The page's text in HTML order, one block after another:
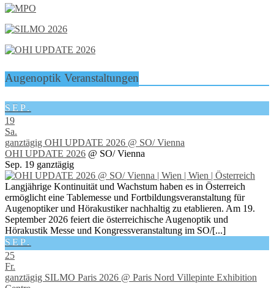
Augenoptik Veranstaltungen
SEP.
19
Sa.
ganztägig OHI UPDATE 2026 @ SO/ Vienna
OHI UPDATE 2026 @ SO/ Vienna
Sep. 19 ganztägig
Langjährige Kontinuität und Wachstum haben es in Österreich
ermöglicht eine Tablemesse und Fortbildungsveranstaltung für
Augenoptiker und Hörakustiker nachhaltig zu etablieren. Am 19.
September 2026 feiert die österreichische Augenoptik und
Hörakustik Messe und Kongressveranstaltung im SO/[...]
SEP.
25
Fr.
ganztägig SILMO Paris 2026 @ Paris Nord Villepinte Exhibition